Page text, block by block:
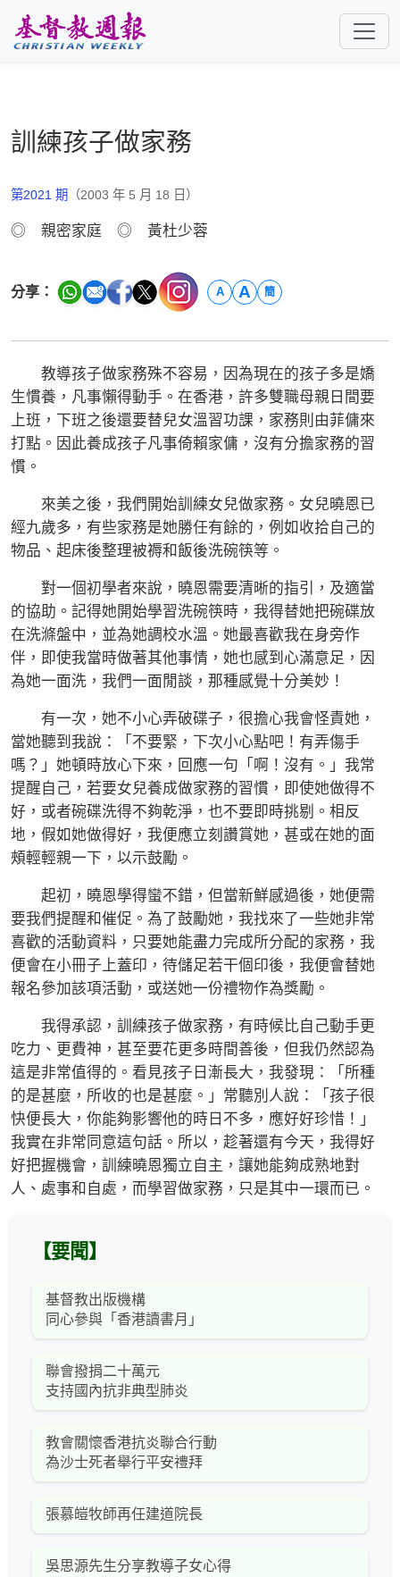
訓練孩子做家務
第2021 期 （2003 年 5 月 18 日）
◎ 親密家庭 ◎ 黃杜少蓉
分享： A A 簡
教導孩子做家務殊不容易，因為現在的孩子多是嬌
生慣養，凡事懶得動手。在香港，許多雙職母親日間要
上班，下班之後還要替兒女溫習功課，家務則由菲傭來
打點。因此養成孩子凡事倚賴家傭，沒有分擔家務的習
慣。
來美之後，我們開始訓練女兒做家務。女兒曉恩已
經九歲多，有些家務是她勝任有餘的，例如收拾自己的
物品、起床後整理被褥和飯後洗碗筷等。
對一個初學者來說，曉恩需要清晰的指引，及適當
的協助。記得她開始學習洗碗筷時，我得替她把碗碟放
在洗滌盤中，並為她調校水溫。她最喜歡我在身旁作
伴，即使我當時做著其他事情，她也感到心滿意足，因
為她一面洗，我們一面閒談，那種感覺十分美妙！
有一次，她不小心弄破碟子，很擔心我會怪責她，
當她聽到我說：「不要緊，下次小心點吧！有弄傷手
嗎？」她頓時放心下來，回應一句「啊！沒有。」我常
提醒自己，若要女兒養成做家務的習慣，即使她做得不
好，或者碗碟洗得不夠乾淨，也不要即時挑剔。相反
地，假如她做得好，我便應立刻讚賞她，甚或在她的面
頰輕輕親一下，以示鼓勵。
起初，曉恩學得蠻不錯，但當新鮮感過後，她便需
要我們提醒和催促。為了鼓勵她，我找來了一些她非常
喜歡的活動資料，只要她能盡力完成所分配的家務，我
便會在小冊子上蓋印，待儲足若干個印後，我便會替她
報名參加該項活動，或送她一份禮物作為獎勵。
我得承認，訓練孩子做家務，有時候比自己動手更
吃力、更費神，甚至要花更多時間善後，但我仍然認為
這是非常值得的。看見孩子日漸長大，我發現：「所種
的是甚麼，所收的也是甚麼。」常聽別人說：「孩子很
快便長大，你能夠影響他的時日不多，應好好珍惜！」
我實在非常同意這句話。所以，趁著還有今天，我得好
好把握機會，訓練曉恩獨立自主，讓她能夠成熟地對
人、處事和自處，而學習做家務，只是其中一環而已。
【要聞】
基督教出版機構
同心參與「香港讀書月」
聯會撥捐二十萬元
支持國內抗非典型肺炎
教會關懷香港抗炎聯合行動
為沙士死者舉行平安禮拜
張慕皚牧師再任建道院長
吳思源先生分享教導子女心得